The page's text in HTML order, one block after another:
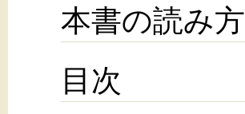
本書の読み方
目次